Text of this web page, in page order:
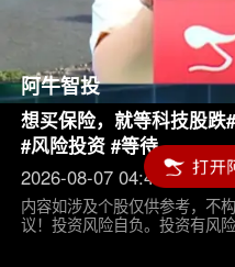
阿牛智投
想买保险，就等科技股跌
#风险投资 #等待
2026-08-07 04:45
内容如涉及个股仅供参考，不
议！投资风险自负。投资有风